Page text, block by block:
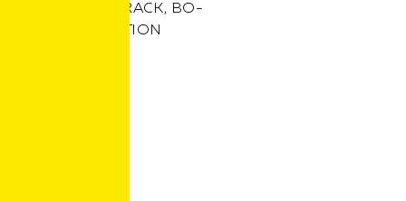
BODAN, BO-TRACK, BO-
GATE, BO-STATION